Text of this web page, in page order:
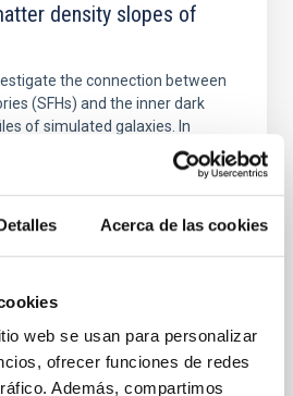
Acerca de las cookies
web se usan para personalizar
ofrecer funciones de redes
Además, compartimos
density slopes of
the connection between
(SFHs) and the inner dark
of simulated galaxies. In
whether the burstiness and
of star formation influence the
cuspy dark matter profiles.
analysed
et al.